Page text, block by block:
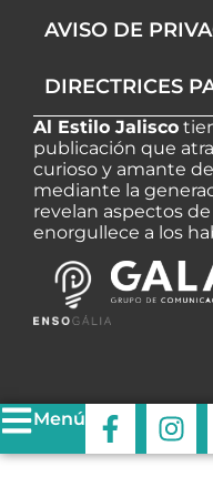
Menú
F
a
I
n
AVISO DE
DIRECTRICES
Al Estilo Jalisco
publicación que
curioso y amante
mediante la
revelan aspectos
enorgullece a los